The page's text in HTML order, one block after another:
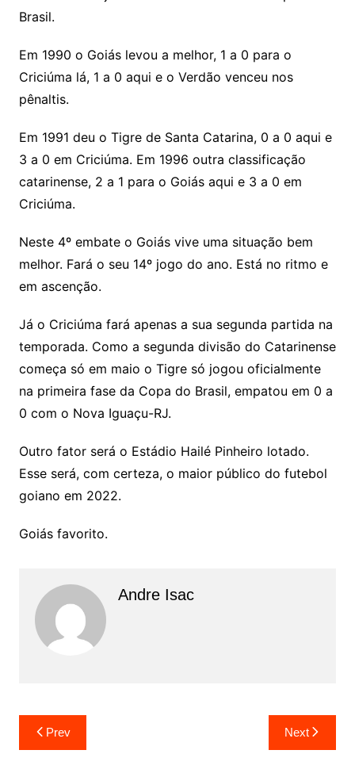
Brasil.
Em 1990 o Goiás levou a melhor, 1 a 0 para o
Criciúma lá, 1 a 0 aqui e o Verdão venceu nos
pênaltis.
Em 1991 deu o Tigre de Santa Catarina, 0 a 0 aqui e
3 a 0 em Criciúma. Em 1996 outra classificação
catarinense, 2 a 1 para o Goiás aqui e 3 a 0 em
Criciúma.
Neste 4º embate o Goiás vive uma situação bem
melhor. Fará o seu 14º jogo do ano. Está no ritmo e
em ascenção.
Já o Criciúma fará apenas a sua segunda partida na
temporada. Como a segunda divisão do Catarinense
começa só em maio o Tigre só jogou oficialmente
na primeira fase da Copa do Brasil, empatou em 0 a
0 com o Nova Iguaçu-RJ.
Outro fator será o Estádio Hailé Pinheiro lotado.
Esse será, com certeza, o maior público do futebol
goiano em 2022.
Goiás favorito.
Andre Isac
Prev Next